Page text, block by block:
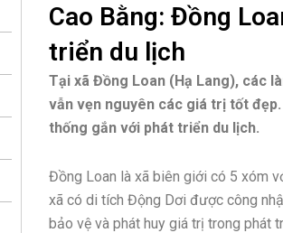
Cao Bằng: Đồng
triển du lịch
Tại xã Đồng Loan (Hạ Lang), các
vẫn vẹn nguyên các giá trị tốt
thống gắn với phát triển du lịch.
Đồng Loan là xã biên giới có 5 xóm
xã có di tích Động Dơi được công
bảo vệ và phát huy giá trị trong phát